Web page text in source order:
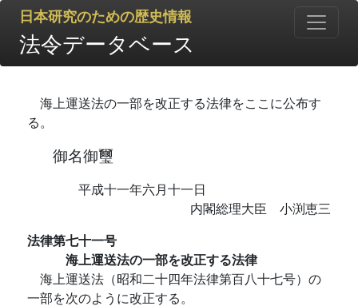
日本研究のための歴史情報
法令データベース
海上運送法の一部を改正する法律をここに公布す
る。
御名御璽
平成十一年六月十一日
内閣総理大臣 小渕恵三
法律第七十一号
海上運送法の一部を改正する法律
海上運送法（昭和二十四年法律第百八十七号）の
一部を次のように改正する。